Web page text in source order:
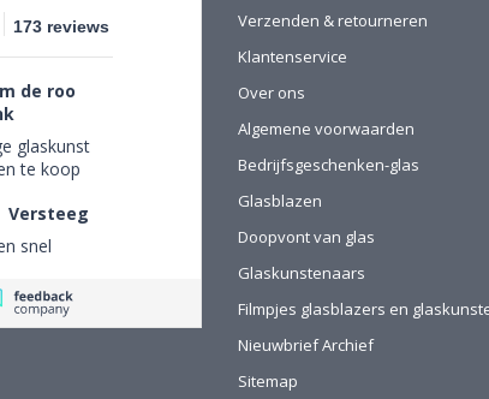
173 reviews
m de roo
glaskunst
te koop
Versteeg
snel
Verzenden & retourneren
Klantenservice
Over ons
Algemene voorwaarden
Bedrijfsgeschenken-glas
Glasblazen
Doopvont van glas
Glaskunstenaars
Filmpjes glasblazers en
Nieuwbrief Archief
Sitemap